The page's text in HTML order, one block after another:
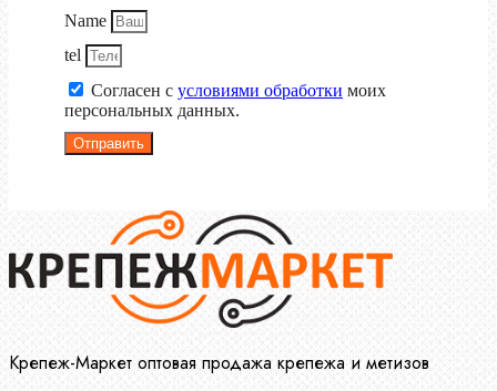
Name
tel
Согласен с условиями обработки моих
персональных данных.
Отправить
Крепеж-Маркет оптовая продажа крепежа и метизов